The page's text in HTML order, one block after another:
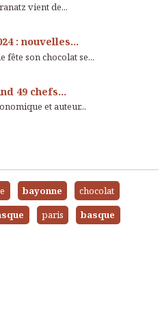
vient de...
: nouvelles...
fête son chocolat se...
49 chefs...
et auteur...
bayonne
chocolat
paris basque